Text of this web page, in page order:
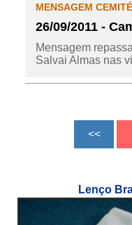
MENSAGEM
26/09/2011 -
Mensagem
Salvai Almas nas
Lenço